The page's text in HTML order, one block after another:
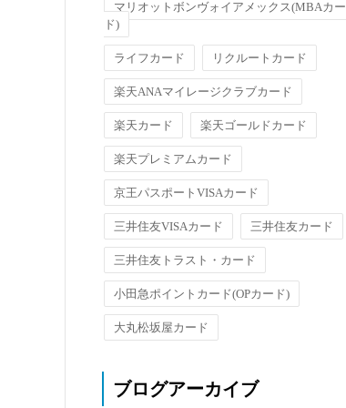
マリオットボンヴォイアメックス(MBAカー
ド)
ライフカード リクルートカード
楽天ANAマイレージクラブカード
楽天カード 楽天ゴールドカード
楽天プレミアムカード
京王パスポートVISAカード
三井住友VISAカード 三井住友カード
三井住友トラスト・カード
小田急ポイントカード(OPカード)
大丸松坂屋カード
ブログアーカイブ